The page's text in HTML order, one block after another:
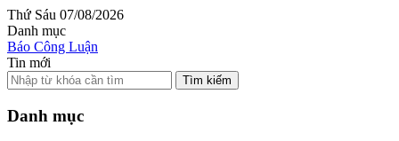
Thứ Sáu 07/08/2026
Danh mục
Báo Công Luận
Tin mới
Tìm kiếm
Danh mục